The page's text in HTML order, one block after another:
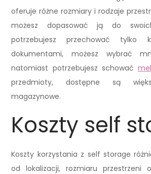
oferuje różne rozmiary i rodzaje
możesz dopasować ją do
potrzebujesz przechować tylko
dokumentami, możesz wybrać
natomiast potrzebujesz schować
przedmioty, dostępne są
magazynowe.
Koszty self
Koszty korzystania z self storage
od lokalizacji, rozmiaru przestrzeni